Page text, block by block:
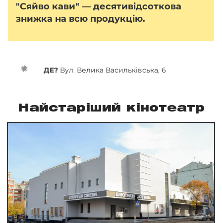
"Сяйво кави" — десятивідсоткова
знижка на всю продукцію.
ДЕ? Вул. Велика Васильківська, 6
Найстаріший кінотеатр